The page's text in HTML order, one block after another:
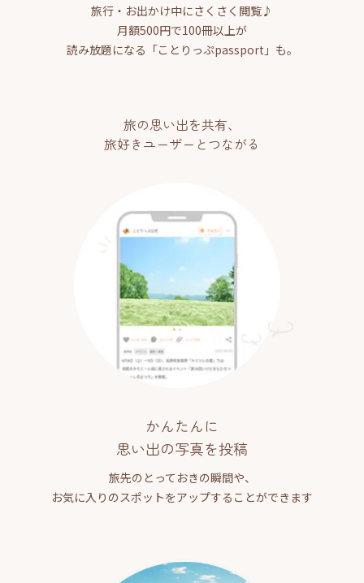
旅行・お出かけ中にさくさく閲覧♪
月額500円で100冊以上が
読み放題になる「ことりっぷpassport」も。
旅の思い出を共有、
旅好きユーザーとつながる
かんたんに
思い出の写真を投稿
旅先のとっておきの瞬間や、
お気に入りのスポットをアップすることができます